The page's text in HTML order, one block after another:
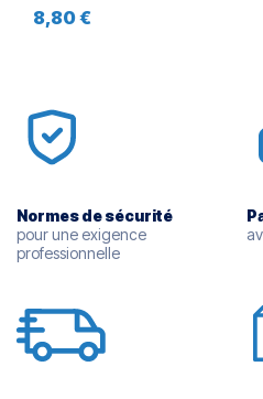
8,80 €
Normes de sécurité
pour une exigence
professionnelle